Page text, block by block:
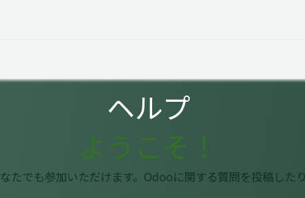
ヘルプ
ようこそ！
たでも参加いただけます。Odooに関する質問を投稿した